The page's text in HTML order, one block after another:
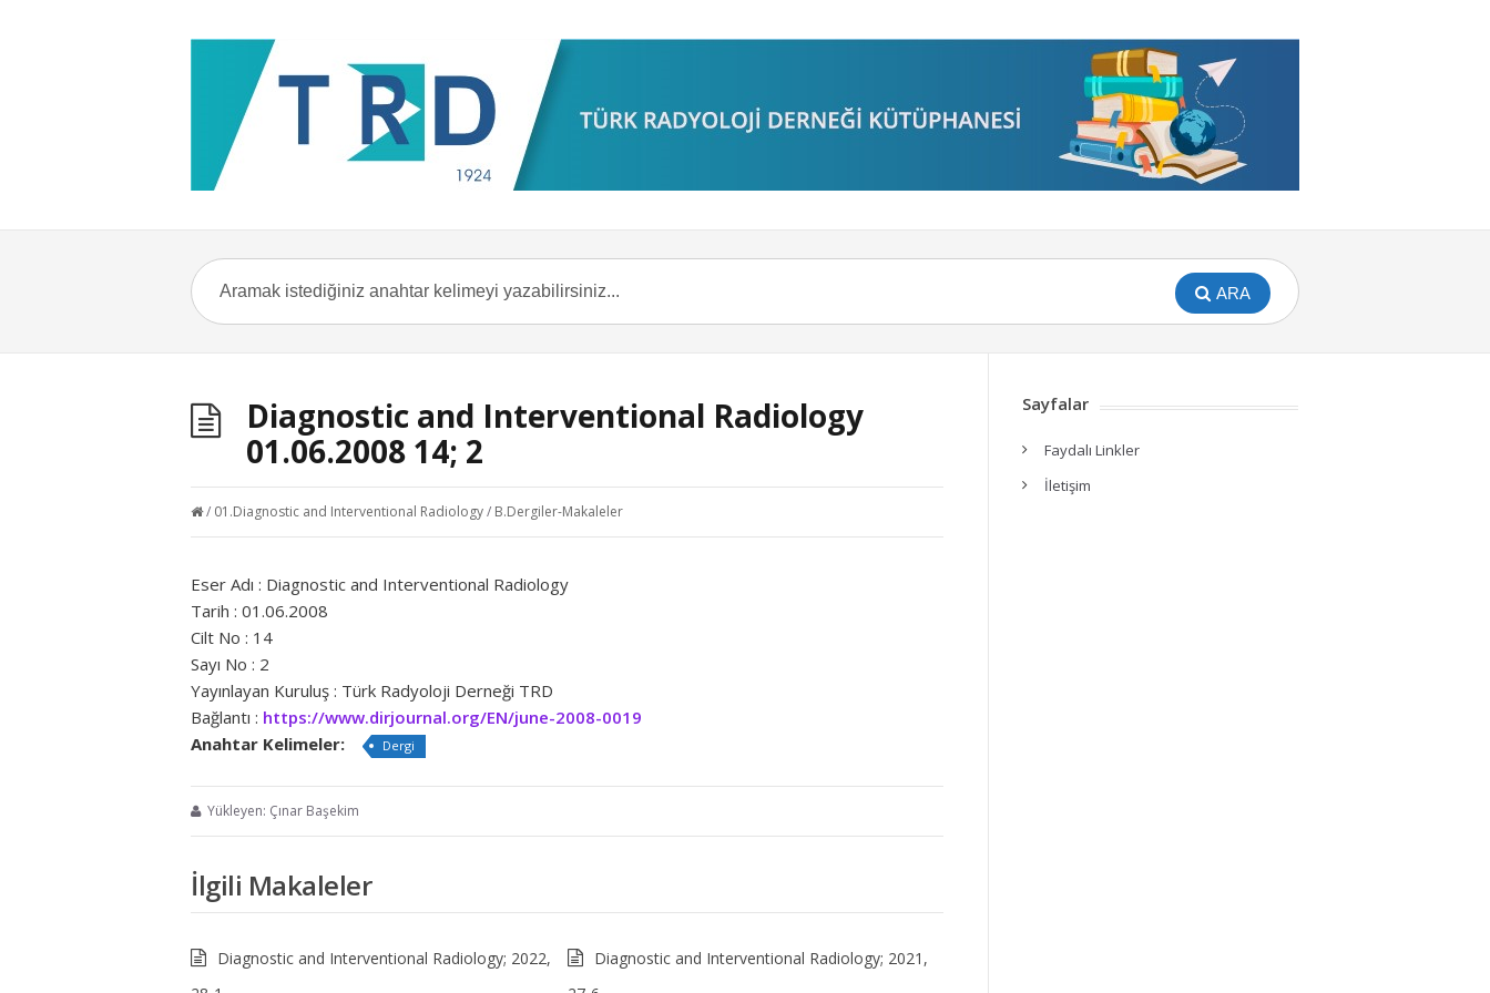
ARA
Diagnostic and Interventional Radiology
01.06.2008 14; 2
/ 01.Diagnostic and Interventional Radiology/ B.Dergiler-Makaleler
Eser Adı : Diagnostic and Interventional Radiology
Tarih : 01.06.2008
Cilt No : 14
Sayı No : 2
Yayınlayan Kuruluş : Türk Radyoloji Derneği TRD
Bağlantı : https://www.dirjournal.org/EN/june-2008-0019
Anahtar Kelimeler:
Dergi
Yükleyen: Çınar Başekim
İlgili Makaleler
Diagnostic and Interventional Radiology; 2022,
Diagnostic and Interventional Radiology; 2021,
Sayfalar
Faydalı Linkler
İletişim